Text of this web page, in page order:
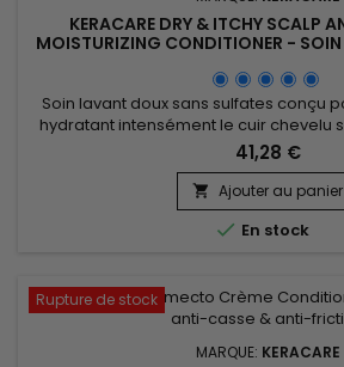
KERACARE DRY & ITCHY SCALP
MOISTURIZING CONDITIONER -
Soin lavant doux sans sulfates conçu
hydratant intensément le cuir chevelu
Idéal en cas de pellicules,
desquamation liée à la dermite
cliniquement : améliore l’élasticité
l’hydratation de 9,7% et facilite le
41,28 €
 Ajouter au panier
 En stock
Rupture de stock
MARQUE: KERACARE